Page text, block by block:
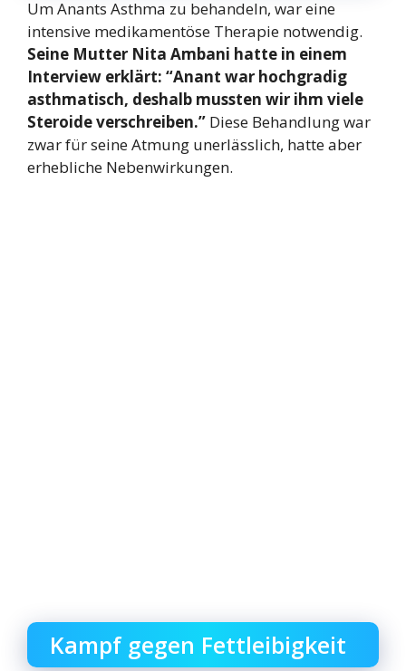
Um Anants Asthma zu behandeln, war eine
intensive medikamentöse Therapie notwendig.
Seine Mutter Nita Ambani hatte in einem
Interview erklärt: “Anant war hochgradig
asthmatisch, deshalb mussten wir ihm viele
Steroide verschreiben.” Diese Behandlung war
zwar für seine Atmung unerlässlich, hatte aber
erhebliche Nebenwirkungen.
Kampf gegen Fettleibigkeit